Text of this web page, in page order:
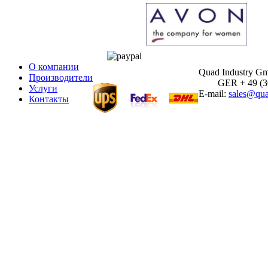
О компании
Производители
Услуги
Контакты
Quad Industry
GER + 49
E-mail: